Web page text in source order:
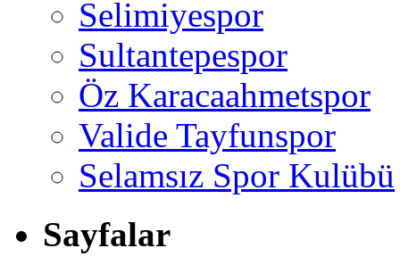
Selimiyespor
Sultantepespor
Öz Karacaahmetspor
Valide Tayfunspor
Selamsız Spor Kulübü
Sayfalar